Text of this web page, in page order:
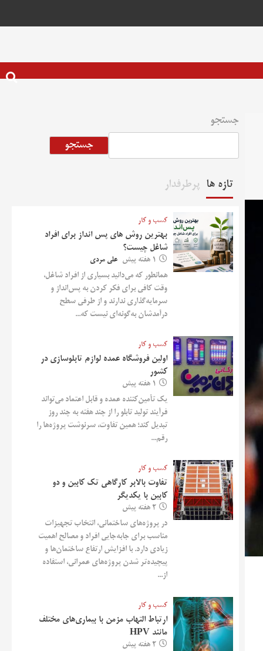
جستجو
جستجو
تازه ها پرطرفدار
کسب و کار
بهترین روش‌ های پس‌ انداز برای افراد
شاغل چیست؟
1 هفته پیش علی مردی
همانطور که می‌دانید بسیاری از افراد شاغل،
وقت کافی برای فکر کردن به پس‌انداز و
سرمایه‌گذاری ندارند و از طرفی سطح
درآمدشان به‌گونه‌ای نیست که...
کسب و کار
اولین فروشگاه عمده لوازم تابلوسازی در
کشور
1 هفته پیش
یک تأمین‌کننده عمده و قابل اعتماد می‌تواند
فرآیند تولید تابلو را از چند هفته به چند روز
تبدیل کند؛ همین تفاوت، سرنوشت پروژه‌ها را
رقم...
کسب و کار
تفاوت بالابر کارگاهی تک کابین و دو
کابین با یکدیگر
2 هفته پیش
در پروژه‌های ساختمانی، انتخاب تجهیزات
مناسب برای جابه‌جایی افراد و مصالح اهمیت
زیادی دارد. با افزایش ارتفاع ساختمان‌ها و
پیچیده‌تر شدن پروژه‌های عمرانی، استفاده
از...
کسب و کار
ارتباط التهاب مزمن با بیماری‌های مختلف
مانند HPV
2 هفته پیش